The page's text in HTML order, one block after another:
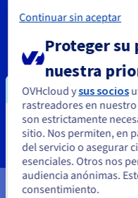
No se preocupe, el
ayudará. Nuestro
oportunidades de
cloud: público,
ayudarle en su
Parece que
Unidos
Si quiere hacer un pedido
el sitio web adecuado y
Continuar sin aceptar
Proteger su
nuestra
OVHcloud ysus socios
rastreadores en
son estrictamente
sitio. Nos permiten, en
del servicio o asegurar
esenciales. Otros nos
audiencia anónimas.
consentimiento.